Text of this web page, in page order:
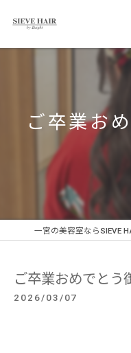
ご卒業お
ご卒業おめでとう
2026/03/07